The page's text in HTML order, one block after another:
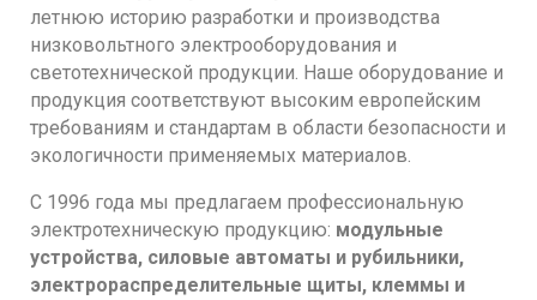
летнюю историю разработки и производства
низковольтного электрооборудования и
светотехнической продукции. Наше оборудование и
продукция соответствуют высоким европейским
требованиям и стандартам в области безопасности и
экологичности применяемых материалов.
С 1996 года мы предлагаем профессиональную
электротехническую продукцию: модульные
устройства, силовые автоматы и рубильники,
электрораспределительные щиты, клеммы и